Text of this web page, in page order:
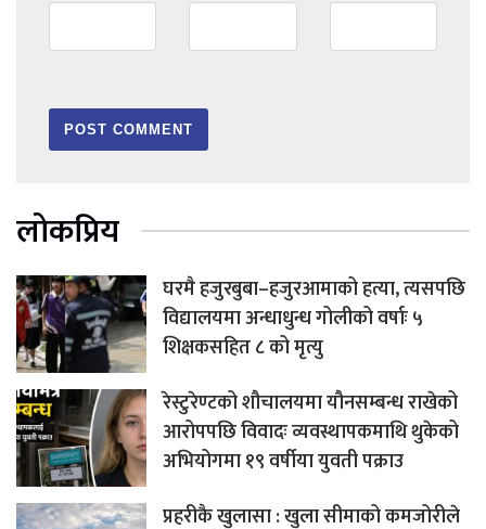
लोकप्रिय
घरमै हजुरबुबा–हजुरआमाको हत्या, त्यसपछि
विद्यालयमा अन्धाधुन्ध गोलीको वर्षाः ५
शिक्षकसहित ८ को मृत्यु
रेस्टुरेण्टको शौचालयमा यौनसम्बन्ध राखेको
आरोपपछि विवादः व्यवस्थापकमाथि थुकेको
अभियोगमा १९ वर्षीया युवती पक्राउ
प्रहरीकै खुलासा : खुला सीमाको कमजोरीले